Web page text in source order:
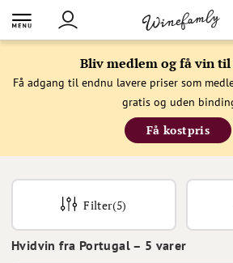
Bliv medlem og få vin
Få adgang til endnu lavere priser som
gratis og uden
Få kostpris
Hvidvin fra Portugal – 5 varer
Filter(5)